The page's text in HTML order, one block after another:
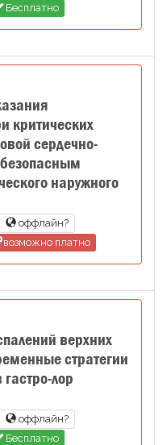
Бесплатно
критических
сердечно-
наружного
оффлайн?
возможно платно
верхних
стратегии
лор
оффлайн?
Бесплатно